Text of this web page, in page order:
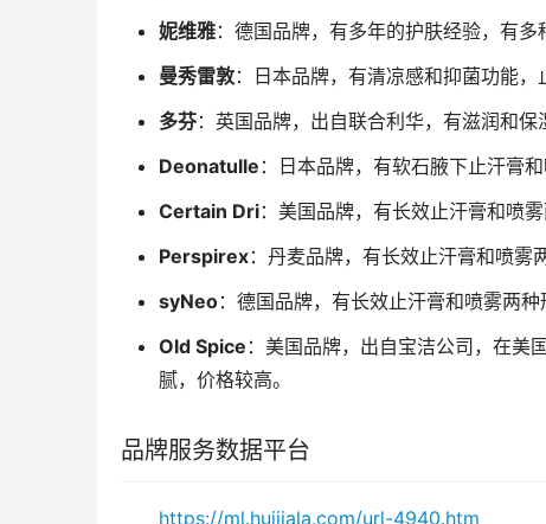
妮维雅：德国品牌，有多年的护肤经验，有多
曼秀雷敦：日本品牌，有清凉感和抑菌功能，
多芬：英国品牌，出自联合利华，有滋润和保
Deonatulle ：日本品牌，有软石腋下止汗膏
Certain Dri：美国品牌，有长效止汗膏和喷
Perspirex：丹麦品牌，有长效止汗膏和喷雾
syNeo：德国品牌，有长效止汗膏和喷雾两种
Old Spice ：美国品牌，出自宝洁公司，在美
腻，价格较高。
品牌服务数据平台
https://ml.huijiala.com/url-4940.htm